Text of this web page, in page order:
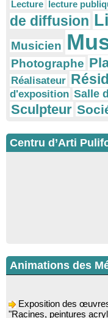
Lecture lecture
de diffusion
Musicien
Photographe
Réalisateur
d'exposition Salle
Sculpteur
Centru d’Arti
Animations des
"Racines, peintures